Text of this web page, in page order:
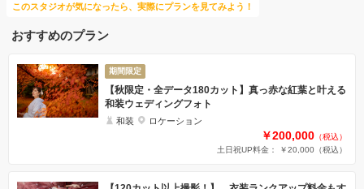
このスタジオが気になったら、実際にプランを見てみよう！
おすすめのプラン
期間限定
【秋限定・全データ180カット】真っ赤な紅葉と叶える
和装ウェディングフォト
和装 ロケーション
￥200,000 （税込）
土日祝UP料金： ￥20,000 （税込）